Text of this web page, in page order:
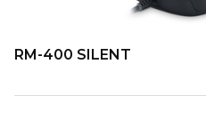
RM-400 SILENT